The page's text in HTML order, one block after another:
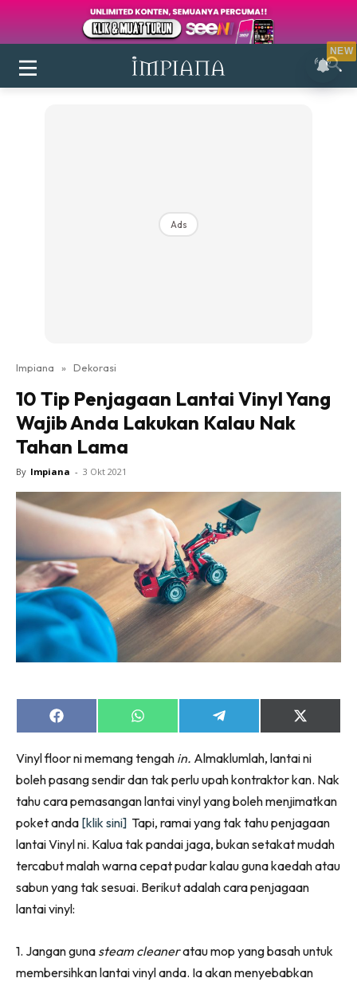
Login|Register
Ruang Makan
Ruang Tamu
Direktori
Interior Design
Landskap
DIY
Bilik Air
Bilik Tidur
Dapur
Ruang Makan
Make Over
Bilik Air
Ruang Makan
Menarik Lagi
Casa Impiana
Impiana Makeover
Makeover Ruang Selebriti
High Rise
Landed
Ads
Impiana » Dekorasi
10 Tip Penjagaan Lantai Vinyl Yang
Wajib Anda Lakukan Kalau Nak
Tahan Lama
By Impiana - 3 Okt 2021
Share
on
Share
on
Share
on
Share
on
(Twitter)
Vinyl floor ni memang tengah in. Almaklumlah, lantai ni
boleh pasang sendir dan tak perlu upah kontraktor kan. Nak
tahu cara pemasangan lantai vinyl yang boleh menjimatkan
poket anda [klik sini] Tapi, ramai yang tak tahu penjagaan
lantai Vinyl ni. Kalua tak pandai jaga, bukan setakat mudah
tercabut malah warna cepat pudar kalau guna kaedah atau
sabun yang tak sesuai. Berikut adalah cara penjagaan
lantai vinyl:
1. Jangan guna steam cleaneratau mop yang basah untuk
membersihkan lantai vinyl anda. Ia akan menyebabkan
NEW